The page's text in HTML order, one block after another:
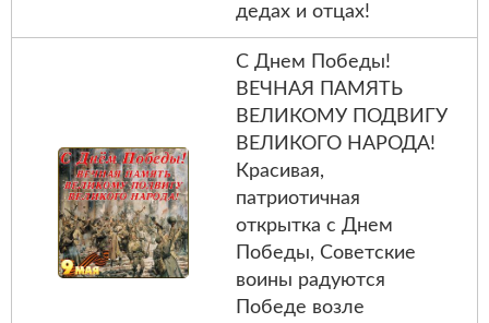
дедах и отцах!
С Днем Победы!
ВЕЧНАЯ ПАМЯТЬ
ВЕЛИКОМУ ПОДВИГУ
ВЕЛИКОГО НАРОДА!
Красивая,
патриотичная
открытка с Днем
Победы, Советские
воины радуются
Победе возле